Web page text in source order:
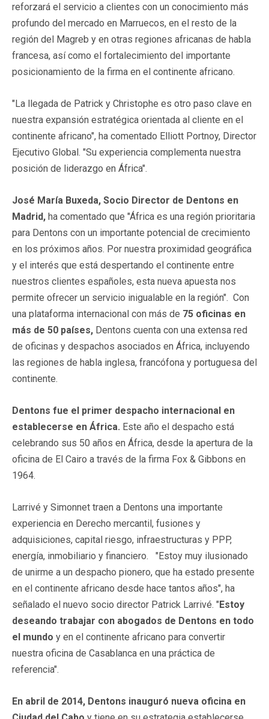
reforzará el servicio a clientes con un conocimiento más
profundo del mercado en Marruecos, en el resto de la
región del Magreb y en otras regiones africanas de habla
francesa, así como el fortalecimiento del importante
posicionamiento de la firma en el continente africano.
"La llegada de Patrick y Christophe es otro paso clave en
nuestra expansión estratégica orientada al cliente en el
continente africano", ha comentado Elliott Portnoy, Director
Ejecutivo Global. "Su experiencia complementa nuestra
posición de liderazgo en África".
José María Buxeda, Socio Director de Dentons en
Madrid, ha comentado que "África es una región prioritaria
para Dentons con un importante potencial de crecimiento
en los próximos años. Por nuestra proximidad geográfica
y el interés que está despertando el continente entre
nuestros clientes españoles, esta nueva apuesta nos
permite ofrecer un servicio inigualable en la región". Con
una plataforma internacional con más de 75 oficinas en
más de 50 países, Dentons cuenta con una extensa red
de oficinas y despachos asociados en África, incluyendo
las regiones de habla inglesa, francófona y portuguesa del
continente.
Dentons fue el primer despacho internacional en
establecerse en África. Este año el despacho está
celebrando sus 50 años en África, desde la apertura de la
oficina de El Cairo a través de la firma Fox & Gibbons en
1964.
Larrivé y Simonnet traen a Dentons una importante
experiencia en Derecho mercantil, fusiones y
adquisiciones, capital riesgo, infraestructuras y PPP,
energía, inmobiliario y financiero. "Estoy muy ilusionado
de unirme a un despacho pionero, que ha estado presente
en el continente africano desde hace tantos años", ha
señalado el nuevo socio director Patrick Larrivé. "Estoy
deseando trabajar con abogados de Dentons en todo
el mundo y en el continente africano para convertir
nuestra oficina de Casablanca en una práctica de
referencia".
En abril de 2014, Dentons inauguró nueva oficina en